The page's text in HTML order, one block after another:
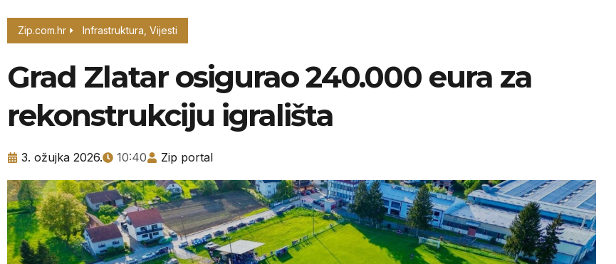
Zip.com.hr Infrastruktura Vijesti
Grad Zlatar osigurao 240.000 eura za
rekonstrukciju igrališta
3. ožujka 2026. 10:40 Zip portal